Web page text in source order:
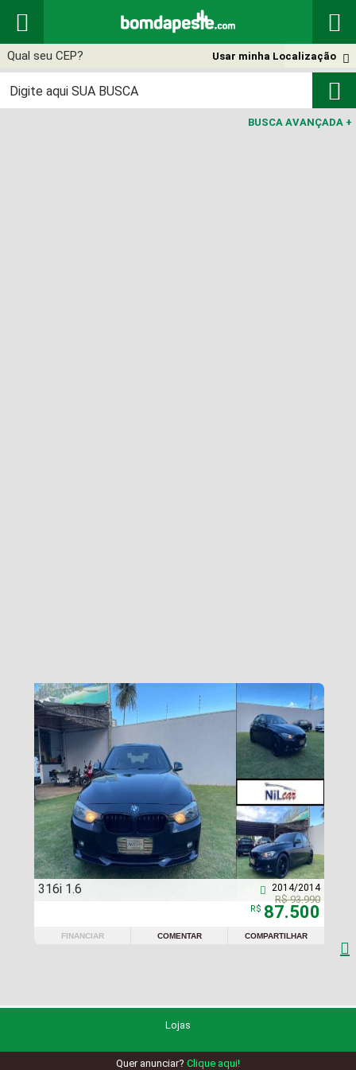
 

Usar minha Localização

BUSCA AVANÇADA +
316i 1.6 2014/2014

R$ 87.500
R$ 93.990
FINANCIAR COMENTAR COMPARTILHAR

Lojas
Quer anunciar? Clique aqui!